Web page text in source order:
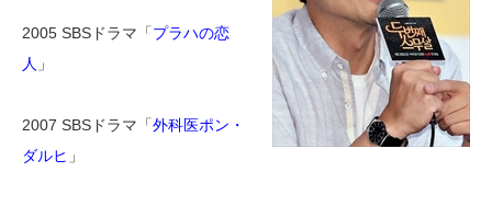
2005 SBSドラマ「プラハの恋
人 」
2007 SBSドラマ「外科医ポン・
ダルヒ 」